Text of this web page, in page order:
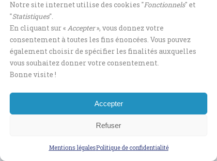
Notre site internet utilise des cookies "Fonctionnels" et
"Statistiques".
En cliquant sur «Accepter», vous donnez votre
consentement à toutes les fins énoncées. Vous pouvez
également choisir de spécifier les finalités auxquelles
vous souhaitez donner votre consentement.
Bonne visite !
Accepter
Refuser
Mentions légalesPolitique de confidentialité